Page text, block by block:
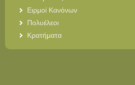
Ειρμοί Κανόνων
Πολυέλεοι
Κρατήματα